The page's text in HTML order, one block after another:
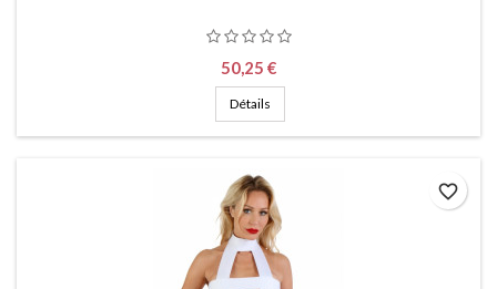
Prix
50,25 €
Détails
favorite_border